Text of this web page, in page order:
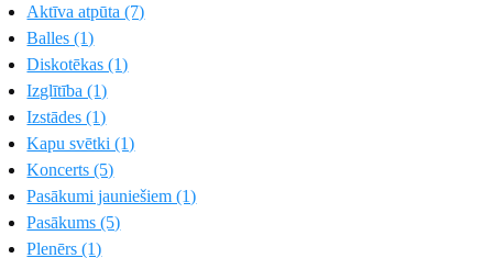
Aktīva atpūta (7)
Balles (1)
Diskotēkas (1)
Izglītība (1)
Izstādes (1)
Kapu svētki (1)
Koncerts (5)
Pasākumi jauniešiem (1)
Pasākums (5)
Plenērs (1)